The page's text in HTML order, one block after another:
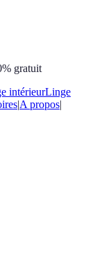
gratuit
intérieurLinge
|A propos|